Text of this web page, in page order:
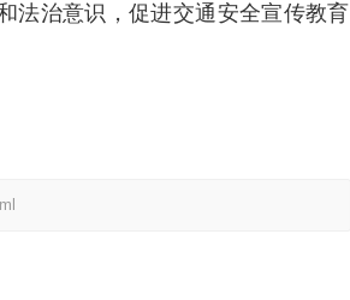
法治意识，促进交通安全宣传教育